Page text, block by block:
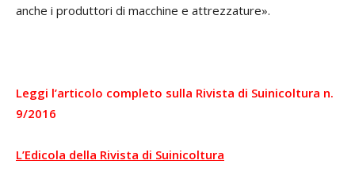
anche i produttori di macchine e attrezzature».
Leggi l’articolo completo sulla Rivista di Suinicoltura n.
9/2016
L’Edicola della Rivista di Suinicoltura